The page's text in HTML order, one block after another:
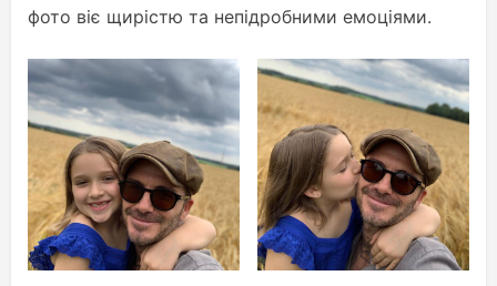
фото віє щирістю та непідробними емоціями.